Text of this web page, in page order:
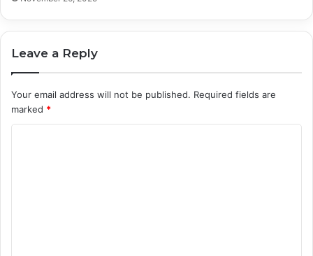
Leave a Reply
Your email address will not be published. Required fields are
marked *